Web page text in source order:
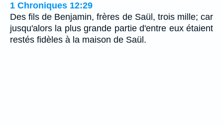
1 Chroniques 12:29
Des fils de Benjamin, frères de Saül, trois mille; car
jusqu'alors la plus grande partie d'entre eux étaient
restés fidèles à la maison de Saül.